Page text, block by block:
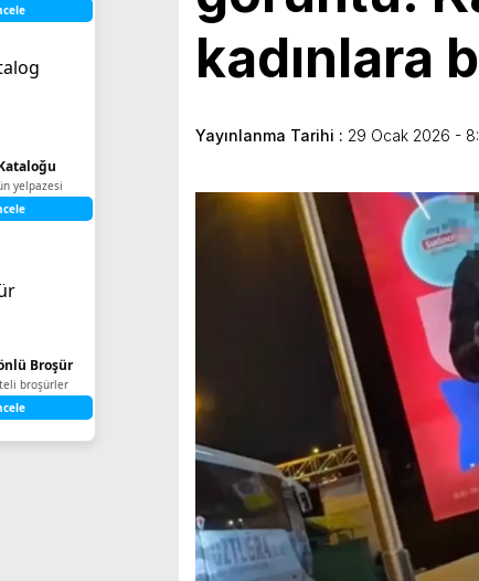
yelpazesi
Broşür
broşürler
kadınlara
Yayınlanma Tarihi : 29 Ocak 2026 -